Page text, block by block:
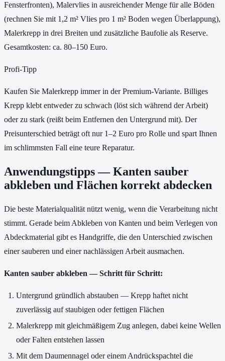
Fensterfronten), Malervlies in ausreichender Menge für alle Böden
(rechnen Sie mit 1,2 m² Vlies pro 1 m² Boden wegen Überlappung),
Malerkrepp in drei Breiten und zusätzliche Baufolie als Reserve.
Gesamtkosten: ca. 80–150 Euro.
Profi-Tipp
Kaufen Sie Malerkrepp immer in der Premium-Variante. Billiges
Krepp klebt entweder zu schwach (löst sich während der Arbeit)
oder zu stark (reißt beim Entfernen den Untergrund mit). Der
Preisunterschied beträgt oft nur 1–2 Euro pro Rolle und spart Ihnen
im schlimmsten Fall eine teure Reparatur.
Anwendungstipps — Kanten sauber
abkleben und Flächen korrekt abdecken
Die beste Materialqualität nützt wenig, wenn die Verarbeitung nicht
stimmt. Gerade beim Abkleben von Kanten und beim Verlegen von
Abdeckmaterial gibt es Handgriffe, die den Unterschied zwischen
einer sauberen und einer nachlässigen Arbeit ausmachen.
Kanten sauber abkleben — Schritt für Schritt:
Untergrund gründlich abstauben — Krepp haftet nicht
zuverlässig auf staubigen oder fettigen Flächen
Malerkrepp mit gleichmäßigem Zug anlegen, dabei keine Wellen
oder Falten entstehen lassen
Mit dem Daumennagel oder einem Andrückspachtel die